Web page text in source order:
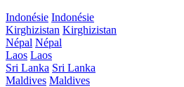
Indonésie Indonésie
Kirghizistan Kirghizistan
Népal Népal
Laos Laos
Sri Lanka Sri Lanka
Maldives Maldives